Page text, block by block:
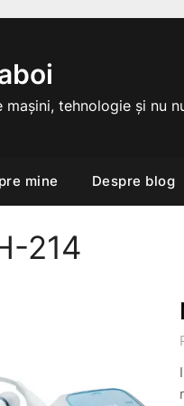
mașini, tehnologie și nu
mine Despre blog
214